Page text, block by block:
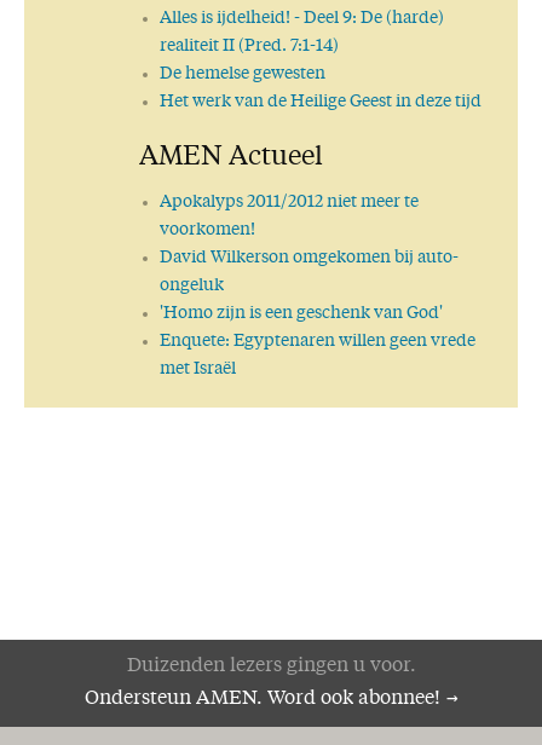
Alles is ijdelheid!- Deel 9: De (harde)
realiteit II (Pred. 7:1-14)
De hemelse gewesten
Het werk van de Heilige Geest in deze tijd
AMEN Actueel
Apokalyps 2011/2012 niet meer te
voorkomen!
David Wilkerson omgekomen bij auto-
ongeluk
'Homo zijn is een geschenk van God'
Enquete: Egyptenaren willen geen vrede
met Israël
Duizenden lezers gingen u voor.
Ondersteun AMEN. Word ook abonnee!